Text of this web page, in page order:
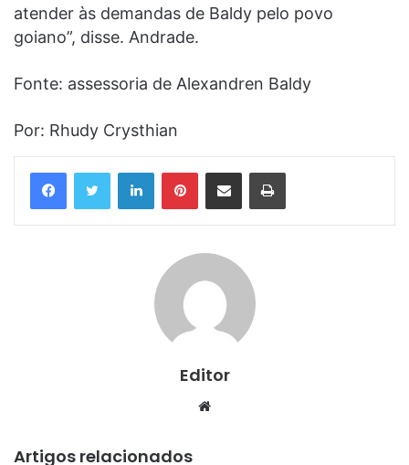
atender às demandas de Baldy pelo povo
goiano”, disse. Andrade.
Fonte: assessoria de Alexandren Baldy
Por: Rhudy Crysthian
LinkedinPinterestCompartilhar via e-mail Imprimir
Editor
Website
Artigos relacionados